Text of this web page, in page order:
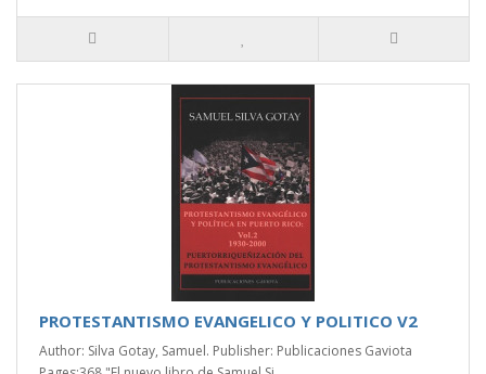
PROTESTANTISMO EVANGELICO Y POLITICO V2
Author: Silva Gotay, Samuel. Publisher: Publicaciones Gaviota